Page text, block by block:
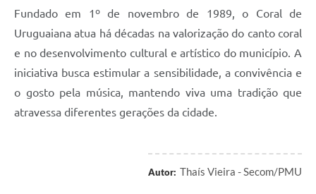
Fundado em 1º de novembro de 1989, o Coral de
Uruguaiana atua há décadas na valorização do canto coral
e no desenvolvimento cultural e artístico do município. A
iniciativa busca estimular a sensibilidade, a convivência e
o gosto pela música, mantendo viva uma tradição que
atravessa diferentes gerações da cidade.
Autor: Thaís Vieira - Secom/PMU